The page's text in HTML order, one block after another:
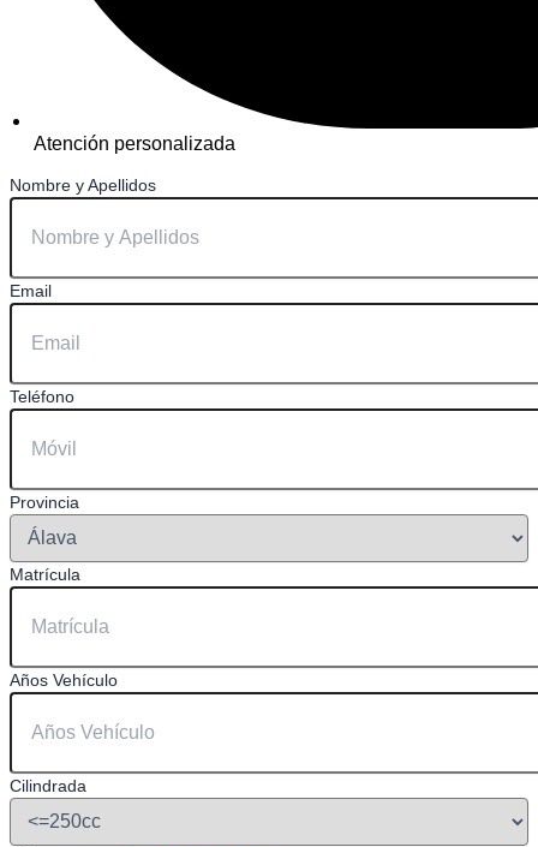
Atención personalizada
Nombre y Apellidos
Email
Teléfono
Provincia
Matrícula
Años Vehículo
Cilindrada